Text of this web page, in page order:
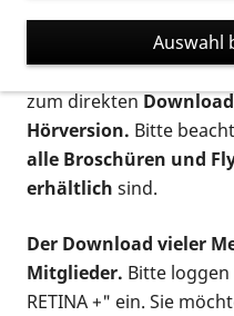
suchen. Die meisten
verschiedenen
postalischen
zum direkten
Hörversion. Bitte
alle Broschüren und
erhältlich sind.
Der Download vieler
Mitglieder. Bitte loggen
RETINA +" ein. Sie
Auswahl